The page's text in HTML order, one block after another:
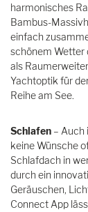
harmonisches
Bambus-
einfach
schönem Wetter
als
Yachtoptik für
Reihe am See.
Schlafen – Auch
keine Wünsche
Schlafdach in
durch ein
Geräuschen,
Connect App